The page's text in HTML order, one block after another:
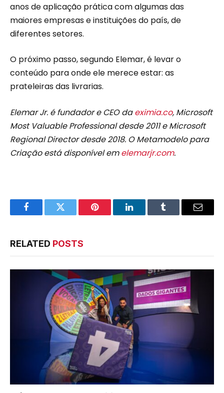
anos de aplicação prática com algumas das
maiores empresas e instituições do país, de
diferentes setores.
O próximo passo, segundo Elemar, é levar o
conteúdo para onde ele merece estar: as
prateleiras das livrarias.
Elemar Jr. é fundador e CEO daeximia.co, Microsoft
Most Valuable Professional desde 2011 e Microsoft
Regional Director desde 2018. O Metamodelo para
Criação está disponível emelemarjr.com.
FacebookTwitter Pinterest LinkedInTumblr Email
RELATED POSTS